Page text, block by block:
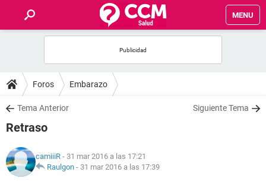
MENU
FOROS
SALUD
NUTRICIÓN
Foros Embarazo
Tema Anterior Siguiente Tema
Retraso
camiiiR - 31 mar 2016 a las 17:21
Raulgon - 31 mar 2016 a las 17:39